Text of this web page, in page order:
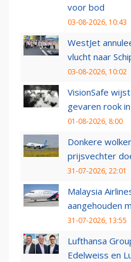
voor bod
03-08-2026, 10:43
WestJet
vlucht naar
03-08-2026, 10:02
VisionSafe
gevaren rook
01-08-2026, 8:00
Donkere
prijsvechter
31-07-2026, 22:01
Malaysia
aangehouden
31-07-2026, 13:55
Lufthansa
Edelweiss en